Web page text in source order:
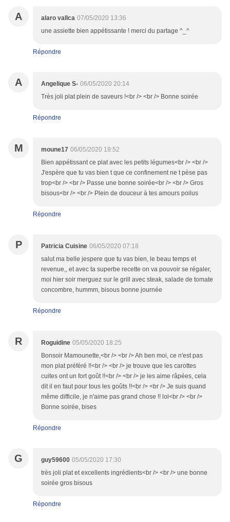
A alaro vallca 07/05/2020 13:36
une assiette bien appétissante ! merci du partage ^_^
Répondre
A Angelique S- 06/05/2020 20:14
Très joli plat plein de saveurs !<br /> <br /> Bonne soirée
Répondre
M moune17 06/05/2020 18:52
Bien appétissant ce plat avec les petits légumes<br /> <br />
J'espère que tu vas bien t que ce confinement ne t pèse pas
trop<br /> <br /> Passe une bonne soirée<br /> <br /> Gros
bisous<br /> <br /> Plein de douceur à tes amours poilus
Répondre
P Patricia Cuisine 06/05/2020 07:18
salut ma belle jespere que tu vas bien, le beau temps et
revenue,, et avec ta superbe recette on va pouvoir se régaler,
moi hier soir merguez sur le grill avec steak, salade de tomate
concombre, hummm, bisous bonne journée
Répondre
R Roguidine 05/05/2020 18:25
Bonsoir Mamounette,<br /> <br /> Ah ben moi, ce n'est pas
mon plat préféré !!<br /> <br /> je trouve que les carottes
cuites ont un fort goût !!<br /> <br /> je les aime râpées, cela
dit il en faut pour tous les goûts !!<br /> <br /> Je suis quand
même difficile, je n'aime pas grand chose !! lol<br /> <br />
Bonne soirée, bises
Répondre
G guy59600 05/05/2020 17:30
très joli plat et excellents ingrédients<br /> <br /> une bonne
soirée gros bisous
Répondre